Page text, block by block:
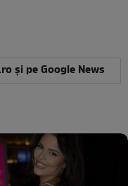
și pe Google News